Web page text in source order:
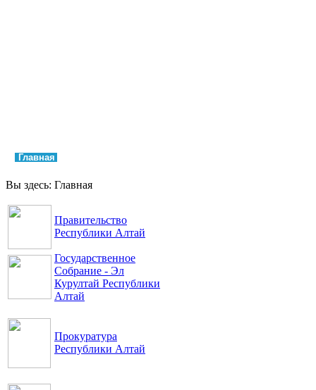
Главная
Вы здесь: Главная
Правительство
Республики Алтай
Государственное
Собрание - Эл
Курултай Республики
Алтай
Прокуратура
Республики Алтай